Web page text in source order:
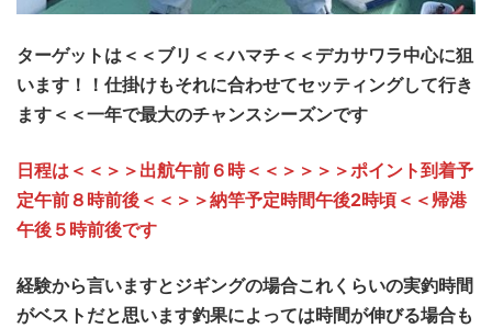
ターゲットは＜＜ブリ＜＜ハマチ＜＜デカサワラ中心に狙
います！！仕掛けもそれに合わせてセッティングして行き
ます＜＜一年で最大のチャンスシーズンです
日程は＜＜＞＞出航午前 ６時＜＜＞＞＞＞ポイント到着予
定午前８時前後＜＜＞＞納竿予定時間午後2時頃＜＜帰港
午後５時前後です
経験から言いますとジギングの場合これくらいの実釣時間
がベストだと思います釣果によっては時間が伸びる場合も